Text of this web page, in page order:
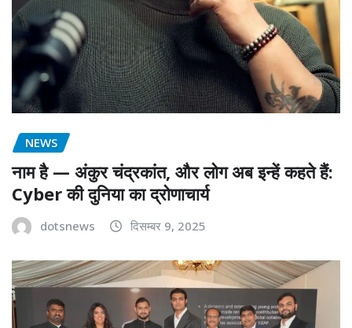
NEWS
नाम है — अंकुर चंद्रकांत, और लोग अब इन्हें कहते हैं:
Cyber की दुनिया का द्रोणाचार्य
dotsnews दिसम्बर 9, 2025